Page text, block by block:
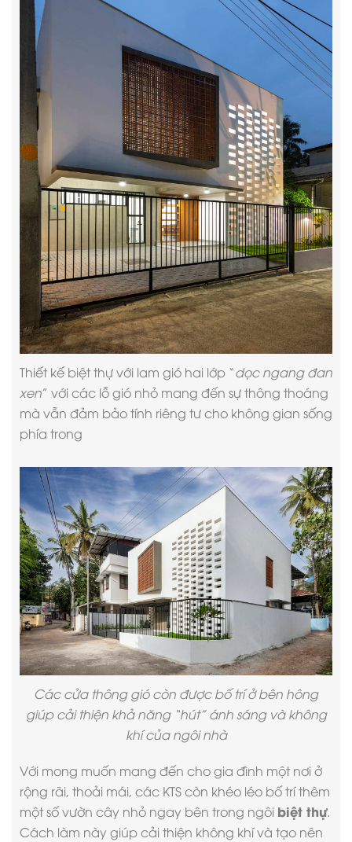
Thiết kế biệt thựvới lam gió hai lớp “dọc ngang đan
xen” với các lỗ gió nhỏ mang đến sự thông thoáng
mà vẫn đảm bảo tính riêng tư cho không gian sống
phía trong
Các cửa thông gió còn được bố trí ở bên hông
giúp cải thiện khả năng “hút” ánh sáng và không
khí của ngôi nhà
Với mong muốn mang đến cho gia đình một nơi ở
rộng rãi, thoải mái, các KTS còn khéo léo bố trí thêm
một số vườn cây nhỏ ngay bên trong ngôi biệt thự.
Cách làm này giúp cải thiện không khí và tạo nên